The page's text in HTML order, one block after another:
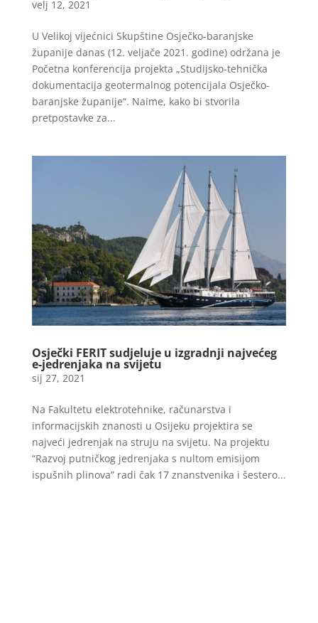
velj 12, 2021
U Velikoj vijećnici Skupštine Osječko-baranjske
županije danas (12. veljače 2021. godine) održana je
Početna konferencija projekta „Studijsko-tehnička
dokumentacija geotermalnog potencijala Osječko-
baranjske županije“. Naime, kako bi stvorila
pretpostavke za...
Osječki FERIT sudjeluje u izgradnji najvećeg
e-jedrenjaka na svijetu
sij 27, 2021
Na Fakultetu elektrotehnike, računarstva i
informacijskih znanosti u Osijeku projektira se
najveći jedrenjak na struju na svijetu. Na projektu
“Razvoj putničkog jedrenjaka s nultom emisijom
ispušnih plinova” radi čak 17 znanstvenika i šestero...